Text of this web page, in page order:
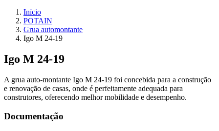
Início
POTAIN
Grua automontante
Igo M 24-19
Igo M 24-19
A grua auto-montante Igo M 24-19 foi concebida para a construção
e renovação de casas, onde é perfeitamente adequada para
construtores, oferecendo melhor mobilidade e desempenho.
Documentação